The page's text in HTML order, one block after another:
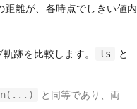
離が、各時点でしきい値内
跡を比較します。 ts と
と同等であり、両